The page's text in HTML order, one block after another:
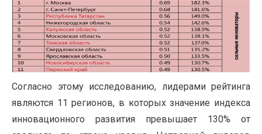
Согласно этому исследованию, лидерами рейтинга
являются 11 регионов, в которых значение индекса
инновационного развития превышает 130% от